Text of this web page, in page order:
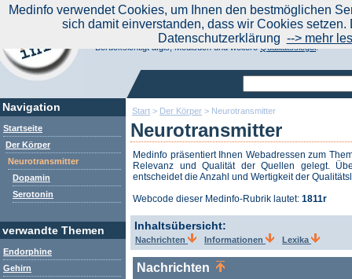
Start > Der Körper > Neurotransmitter
Neurotransmitter
Medinfo präsentiert Ihnen Webadressen zum
Relevanz und Qualität der Quellen gelegt.
entscheidet die Anzahl und Wertigkeit der
Webcode dieser Medinfo-Rubrik lautet: 1811r
Inhaltsübersicht:
Nachrichten Informationen Lexika
Nachrichten
Navigation
Startseite
Der Körper
Neurotransmitter
Dopamin
Serotonin
verwandte Themen
Endorphine
Gehirn
Aktuelle Nachrichten|
Suchen Sie noch oder Finden Sie schon?
Medinfo.de - Meta-Portal für Gesundheitsthemen
Berücksichtigt afgis, Medisuch und weitereQualitätssiegel.
Medinfo verwendet Cookies, um Ihnen den bestmöglichen
sich damit einverstanden, dass wir Cookies
Datenschutzerklärung --> mehr